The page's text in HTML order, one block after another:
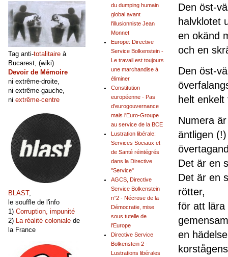
Den öst-
halvklotet
en okänd
och en
Den öst-
helt
Numera
äntligen
Det är en
Det är en
rötter,
för att lära
en
du dumping humain
global avant
l'illusionniste Jean
Monnet
Europe: Directive
Service Bolkenstein -
Le travail est toujours
une marchandise à
éliminer
Constitution
européenne - Pas
d'eurogouvernance
mais l'Euro-Groupe
au service de la BCE
Lustration libérale:
Services Sociaux et
de Santé réintégrés
dans la Directive
"Service"
AGCS, Directive
Service Bolkenstein
n°2 - Nécrose de la
Démocratie, mise
sous tutelle de
l'Europe
Directive Service
Bolkenstein 2 -
Lustrations libérales
Tag anti-totalitaire à
Bucarest, (wiki)
Devoir de Mémoire
ni extrême-droite,
ni extrême-gauche,
ni extrême-centre
BLAST,
le souffle de l'info
1) Corruption, impunité
2) La réalité coloniale de
la France